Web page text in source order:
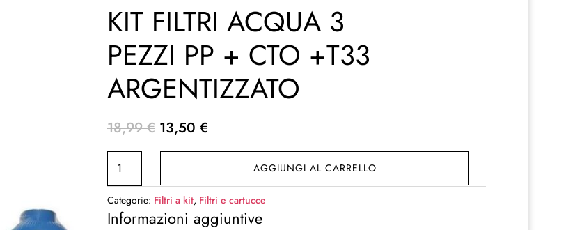
KIT FILTRI ACQUA 3
PEZZI PP + CTO +T33
ARGENTIZZATO
18,99€ Il
era:
18,99 €.
13,50 €
è:
13,50 €.
KIT
FILTRI
ACQUA
3
AGGIUNGI AL CARRELLO
Categorie: Filtri a kit, Filtri e cartucce
Informazioni aggiuntive